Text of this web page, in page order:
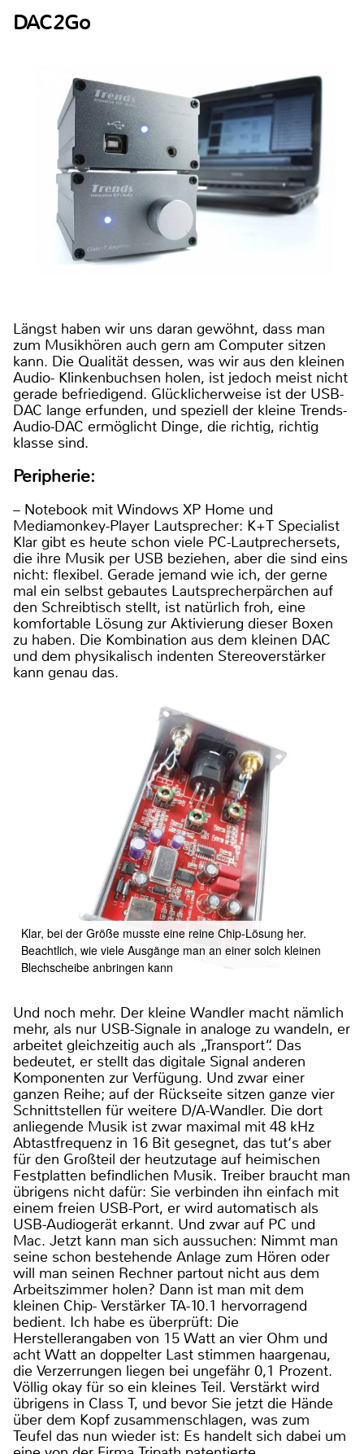
DAC2Go
Längst haben wir uns daran gewöhnt, dass man
zum Musikhören auch gern am Computer sitzen
kann. Die Qualität dessen, was wir aus den kleinen
Audio- Klinkenbuchsen holen, ist jedoch meist nicht
gerade befriedigend. Glücklicherweise ist der USB-
DAC lange erfunden, und speziell der kleine Trends-
Audio-DAC ermöglicht Dinge, die richtig, richtig
klasse sind.
Peripherie:
– Notebook mit Windows XP Home und
Mediamonkey-Player Lautsprecher: K+T Specialist
Klar gibt es heute schon viele PC-Lautprechersets,
die ihre Musik per USB beziehen, aber die sind eins
nicht: flexibel. Gerade jemand wie ich, der gerne
mal ein selbst gebautes Lautsprecherpärchen auf
den Schreibtisch stellt, ist natürlich froh, eine
komfortable Lösung zur Aktivierung dieser Boxen
zu haben. Die Kombination aus dem kleinen DAC
und dem physikalisch indenten Stereoverstärker
kann genau das.
Klar, bei der Größe musste eine reine Chip-Lösung her.
Beachtlich, wie viele Ausgänge man an einer solch kleinen
Blechscheibe anbringen kann
Und noch mehr. Der kleine Wandler macht nämlich
mehr, als nur USB-Signale in analoge zu wandeln, er
arbeitet gleichzeitig auch als „Transport“. Das
bedeutet, er stellt das digitale Signal anderen
Komponenten zur Verfügung. Und zwar einer
ganzen Reihe; auf der Rückseite sitzen ganze vier
Schnittstellen für weitere D/A-Wandler. Die dort
anliegende Musik ist zwar maximal mit 48 kHz
Abtastfrequenz in 16 Bit gesegnet, das tut‘s aber
für den Großteil der heutzutage auf heimischen
Festplatten befindlichen Musik. Treiber braucht man
übrigens nicht dafür: Sie verbinden ihn einfach mit
einem freien USB-Port, er wird automatisch als
USB-Audiogerät erkannt. Und zwar auf PC und
Mac. Jetzt kann man sich aussuchen: Nimmt man
seine schon bestehende Anlage zum Hören oder
will man seinen Rechner partout nicht aus dem
Arbeitszimmer holen? Dann ist man mit dem
kleinen Chip- Verstärker TA-10.1 hervorragend
bedient. Ich habe es überprüft: Die
Herstellerangaben von 15 Watt an vier Ohm und
acht Watt an doppelter Last stimmen haargenau,
die Verzerrungen liegen bei ungefähr 0,1 Prozent.
Völlig okay für so ein kleines Teil. Verstärkt wird
übrigens in Class T, und bevor Sie jetzt die Hände
über dem Kopf zusammenschlagen, was zum
Teufel das nun wieder ist: Es handelt sich dabei um